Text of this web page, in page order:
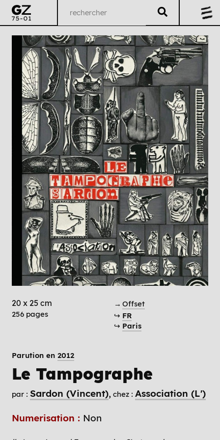
20 x 25 cm
256 pages
→ Offset
↪ FR
↪ Paris
Parution en 2012
Le Tampographe
par : Sardon (Vincent) chez : Association (L')
Numerisation : Non